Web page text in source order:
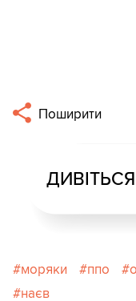
Поширити
моряки ппо
наєв